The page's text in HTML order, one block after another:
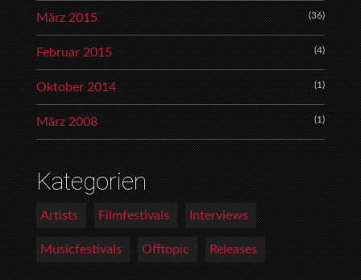
März 2015 (36)
Februar 2015 (4)
Oktober 2014 (1)
März 2008 (1)
Kategorien
Artists Filmfestivals Interviews
Musicfestivals Offtopic Releases